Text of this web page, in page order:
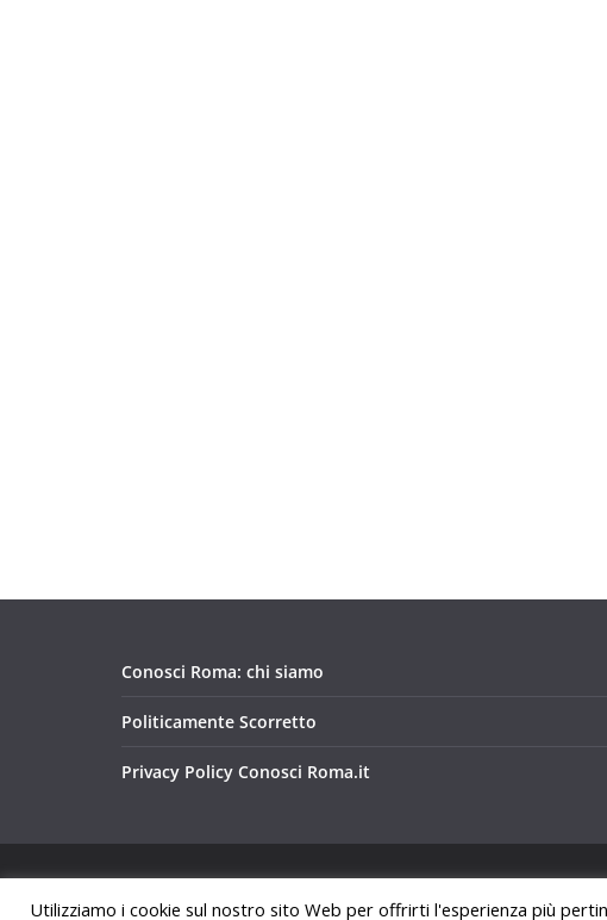
Conosci Roma: chi siamo
Politicamente Scorretto
Privacy Policy Conosci Roma.it
Utilizziamo i cookie sul nostro sito Web per offrirti l'esperienza più